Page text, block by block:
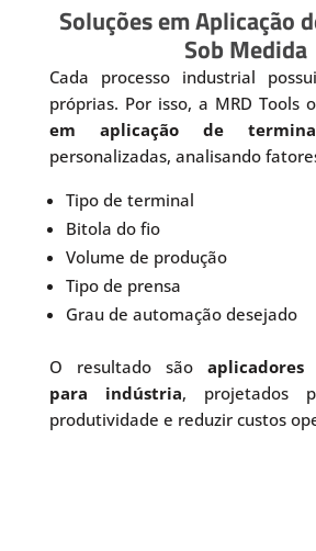
Soluções em Aplicação
Sob Medida
Cada processo industrial
próprias. Por isso, a MRD Tools
em aplicação de
personalizadas, analisando
Tipo de terminal
Bitola do fio
Volume de produção
Tipo de prensa
Grau de automação desejado
O resultado sãoaplicadores
para indústria, projetados
produtividade e reduzir custos